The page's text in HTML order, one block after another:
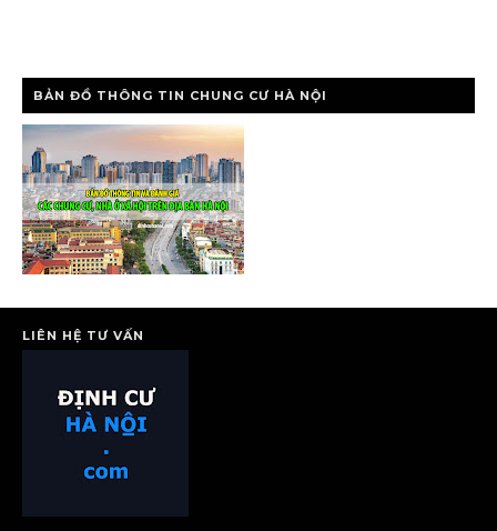
BẢN ĐỒ THÔNG TIN CHUNG CƯ HÀ NỘI
LIÊN HỆ TƯ VẤN